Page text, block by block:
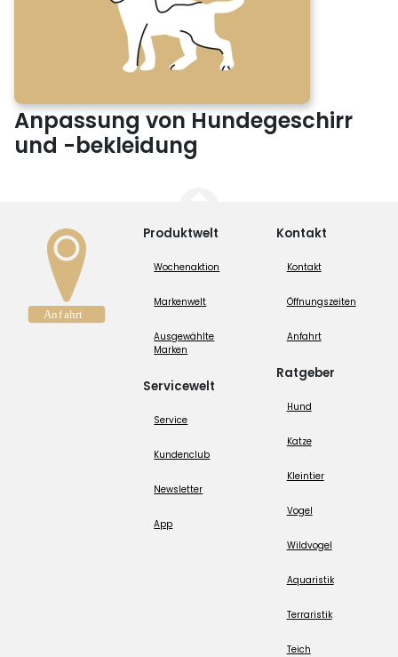
Anpassung von Hundegeschirr
und -bekleidung
Produktwelt
Wochenaktion
Markenwelt
Ausgewählte
Marken
Servicewelt
Service
Kundenclub
Newsletter
App
Kontakt
Kontakt
Öffnungszeiten
Anfahrt
Ratgeber
Hund
Katze
Kleintier
Vogel
Wildvogel
Aquaristik
Terraristik
Teich